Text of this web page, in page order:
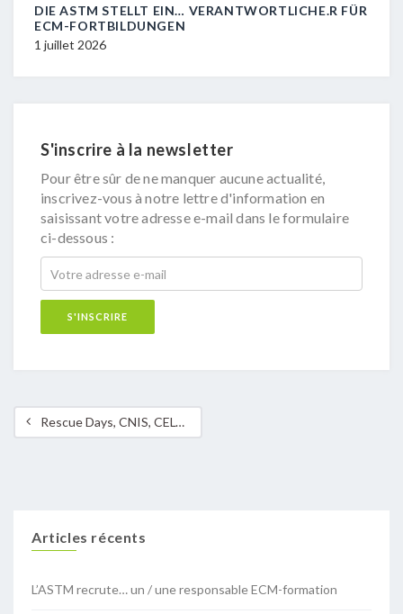
DIE ASTM STELLT EIN… VERANTWORTLICHE.R FÜR
ECM-FORTBILDUNGEN
1 juillet 2026
S'inscrire à la newsletter
Pour être sûr de ne manquer aucune actualité,
inscrivez-vous à notre lettre d'information en
saisissant votre adresse e-mail dans le formulaire
ci-dessous :
Rescue Days, CNIS, CELO ,Photo: © Pixxel.lu / Laurent BLUM,
Articles récents
L’ASTM recrute… un / une responsable ECM-formation